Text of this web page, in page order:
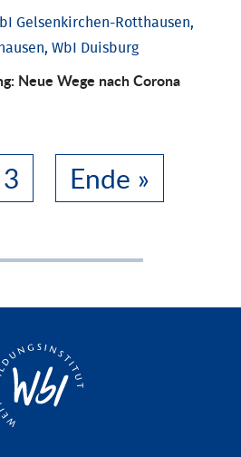
Gelsenkirchen-Rotthausen,
WbI Duisburg
Neue Wege nach Corona
3 Ende »